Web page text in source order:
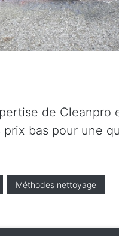
de
prix bas pour une
Méthodes nettoyage